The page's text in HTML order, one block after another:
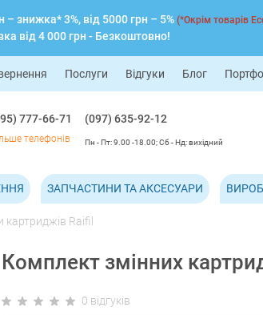
знижка* 3%, від 5000 грн – 5% (*Окрім товарів
від 4 000 грн - Безкоштовно!
Послуги Відгуки Блог
777-66-71
телефонів
(097) 635-92-12
Пн - Пт: 9.00 -18.00; Сб - Нд: вихідний
ЗАПЧАСТИНИ ТА АКСЕСУАРИ
картриджів Raifil
Комплект змінних
0 відгуків